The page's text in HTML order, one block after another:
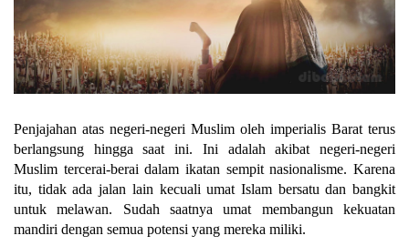
Penjajahan atas negeri-negeri Muslim oleh imperialis Barat terus
berlangsung hingga saat ini. Ini adalah akibat negeri-negeri
Muslim tercerai-berai dalam ikatan sempit nasionalisme. Karena
itu, tidak ada jalan lain kecuali umat Islam bersatu dan bangkit
untuk melawan. Sudah saatnya umat membangun kekuatan
mandiri dengan semua potensi yang mereka miliki.